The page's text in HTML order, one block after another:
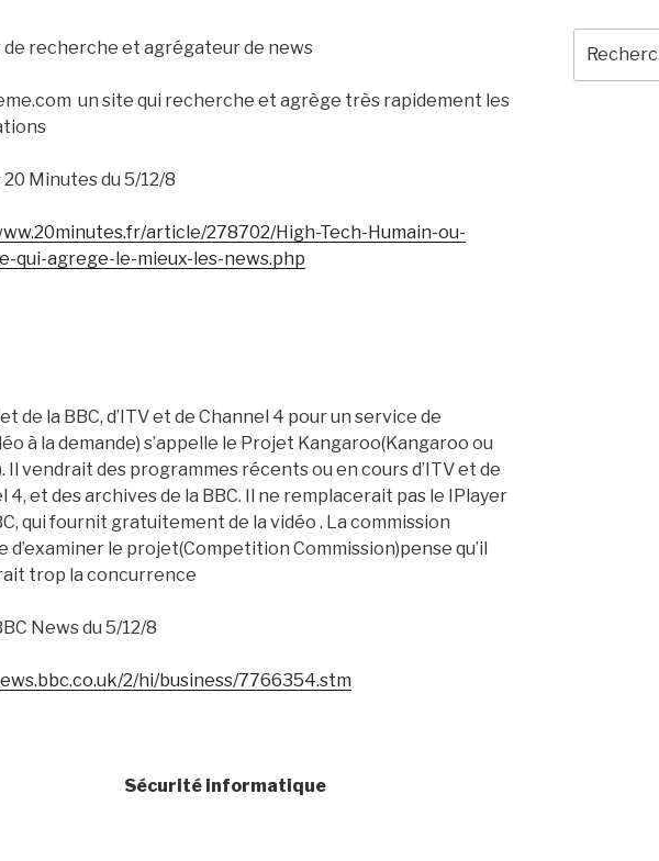
recherche et agrégateur de news
un site qui recherche et agrège très rapidement les
20 Minutes du 5/12/8
article/278702/High-Tech-Humain-ou-
qui-agrege-le-mieux-les-news.php
de la BBC, d’ITV et de Channel 4 pour un service de
à la demande) s’appelle le Projet Kangaroo(Kangaroo ou
Il vendrait des programmes récents ou en cours d’ITV et de
4, et des archives de la BBC. Il ne remplacerait pas le IPlayer
qui fournit gratuitement de la vidéo . La commission
d’examiner le projet(Competition Commission)pense qu’il
trop la concurrence
News du 5/12/8
2/hi/business/7766354.stm
Sécurité informatique
pour
: